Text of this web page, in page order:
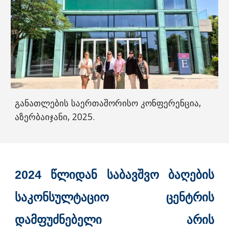
განათლების საერთაშორისო კონფერენცია,
აზერბაიჯანი, 2025.
2024 ᲬᲚᲘᲓᲐᲜ ᲡᲐᲑᲐᲕᲨᲕᲝ ᲑᲐᲦᲔᲑᲘᲡ
ᲡᲐᲙᲝᲜᲡᲣᲚᲢᲐᲪᲘᲝ ᲪᲔᲜᲢᲠᲘᲡ
ᲓᲐᲛᲤᲣᲫᲜᲔᲑᲔᲚᲘ ᲐᲠᲘᲡ